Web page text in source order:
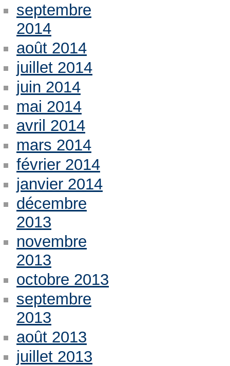
septembre
2014
août 2014
juillet 2014
juin 2014
mai 2014
avril 2014
mars 2014
février 2014
janvier 2014
décembre
2013
novembre
2013
octobre 2013
septembre
2013
août 2013
juillet 2013